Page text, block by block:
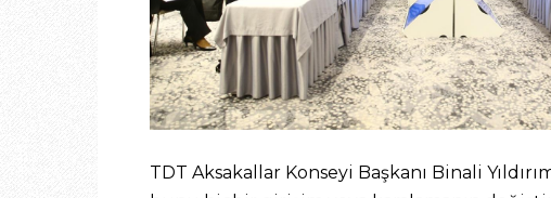
TDT Aksakallar Konseyi Başkanı Binali